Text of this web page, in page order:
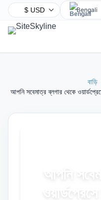
Bengali
Arabic
বাড়ি
আপনি সবেমাত্র ব্লগার থেকে